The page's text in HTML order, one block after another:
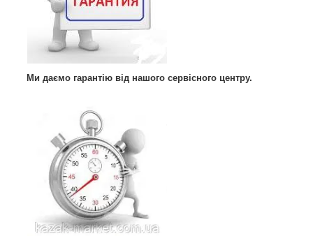
Ми даємо гарантію від нашого сервісного центру.